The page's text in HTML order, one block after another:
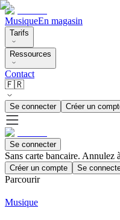
MusiqueEn magasin
Tarifs
Ressources
Contact
🇫🇷
Se connecter Créer un
Se connecter
Sans carte bancaire. Annulez
Créer un compte Se
Parcourir
Musique